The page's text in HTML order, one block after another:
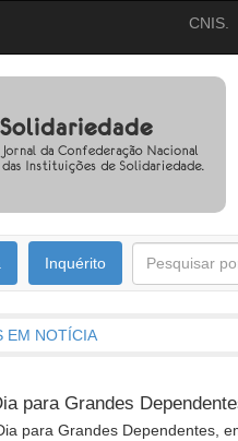
CNIS.
Inquérito
EM NOTÍCIA
para Grandes
para Grandes Dependentes,